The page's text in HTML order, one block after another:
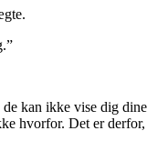
de kan ikke vise dig dine
hvorfor. Det er derfor,